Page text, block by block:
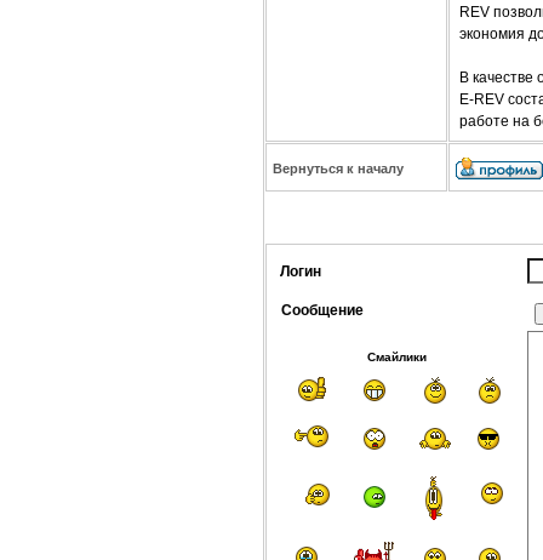
REV
экономия
В качестве
E-REV
работе на
Вернуться к началу
Логин
Сообщение
Смайлики